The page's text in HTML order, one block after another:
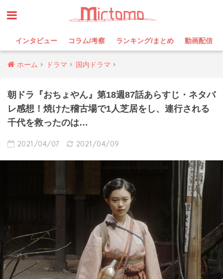
インタビュー コラム/考察 ランキング/まとめ 動画配信
ホーム ドラマ 国内ドラマ
朝ドラ『おちょやん』第18週87話あらすじ・ネタバ
レ感想！焼けた稽古場で1人芝居をし、連行される
千代を救ったのは…
2021/04/07 2021/04/09